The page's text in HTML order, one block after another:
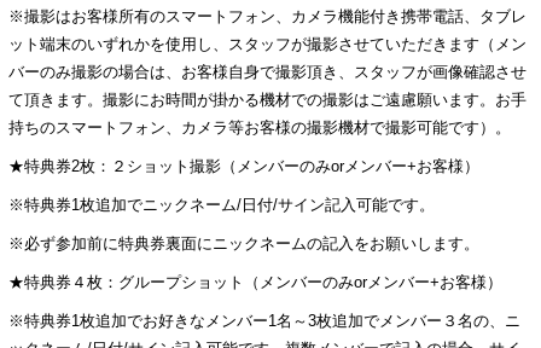
※撮影はお客様所有のスマートフォン、カメラ機能付き携帯電話、タブレ
ット端末のいずれかを使用し、スタッフが撮影させていただきます（メン
バーのみ撮影の場合は、お客様自身で撮影頂き、スタッフが画像確認させ
て頂きます。撮影にお時間が掛かる機材での撮影はご遠慮願います。お手
持ちのスマートフォン、カメラ等お客様の撮影機材で撮影可能です）。
★特典券2枚：２ショット撮影（メンバーのみorメンバー+お客様）
※特典券1枚追加でニックネーム/日付/サイン記入可能です。
※必ず参加前に特典券裏面にニックネームの記入をお願いします。
★特典券４枚：グループショット（メンバーのみorメンバー+お客様）
※特典券1枚追加でお好きなメンバー1名～3枚追加でメンバー３名の、ニ